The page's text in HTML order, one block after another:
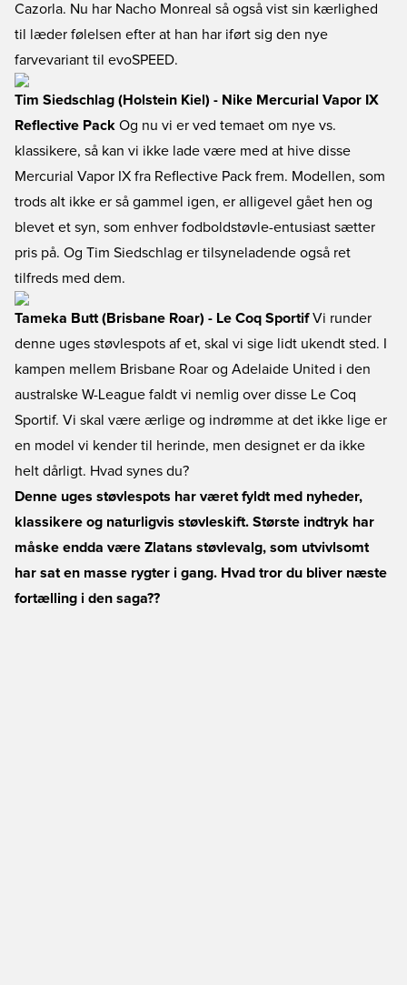
Cazorla. Nu har Nacho Monreal så også vist sin kærlighed
til læder følelsen efter at han har iført sig den nye
farvevariant til evoSPEED.
Tim Siedschlag (Holstein Kiel) - Nike Mercurial Vapor IX
Reflective Pack Og nu vi er ved temaet om nye vs.
klassikere, så kan vi ikke lade være med at hive disse
Mercurial Vapor IX fra Reflective Pack frem. Modellen, som
trods alt ikke er så gammel igen, er alligevel gået hen og
blevet et syn, som enhver fodboldstøvle-entusiast sætter
pris på. Og Tim Siedschlag er tilsyneladende også ret
tilfreds med dem.
Tameka Butt (Brisbane Roar) - Le Coq SportifVi runder
denne uges støvlespots af et, skal vi sige lidt ukendt sted. I
kampen mellem Brisbane Roar og Adelaide United i den
australske W-League faldt vi nemlig over disse Le Coq
Sportif. Vi skal være ærlige og indrømme at det ikke lige er
en model vi kender til herinde, men designet er da ikke
helt dårligt. Hvad synes du?
Denne uges støvlespots har været fyldt med nyheder,
klassikere og naturligvis støvleskift. Største indtryk har
måske endda være Zlatans støvlevalg, som utvivlsomt
har sat en masse rygter i gang. Hvad tror du bliver næste
fortælling i den saga??